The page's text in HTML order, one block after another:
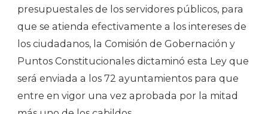
presupuestales de los servidores públicos, para
que se atienda efectivamente a los intereses de
los ciudadanos, la Comisión de Gobernación y
Puntos Constitucionales dictaminó esta Ley que
será enviada a los 72 ayuntamientos para que
entre en vigor una vez aprobada por la mitad